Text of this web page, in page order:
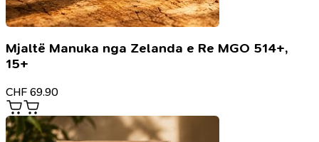
Mjaltë Manuka nga Zelanda e Re MGO 514+,
15+
CHF 69.90